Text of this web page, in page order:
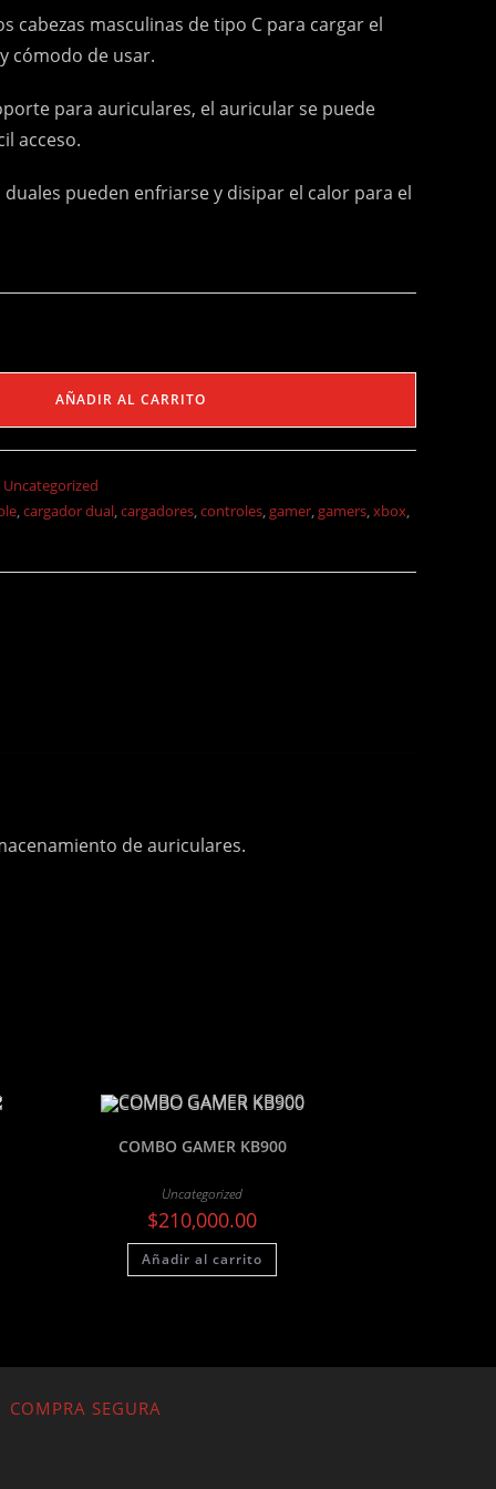
cabezas masculinas de tipo C para cargar el
cómodo de usar.
para auriculares, el auricular se puede
acceso.
duales pueden enfriarse y disipar el calor para el
AÑADIR AL CARRITO
Uncategorized
,cargador dual,cargadores,controles, gamer, gamers,xbox,
de auriculares.
COMBO GAMER KB900
Uncategorized
$210,000.00
Añadir al carrito
COMPRA SEGURA